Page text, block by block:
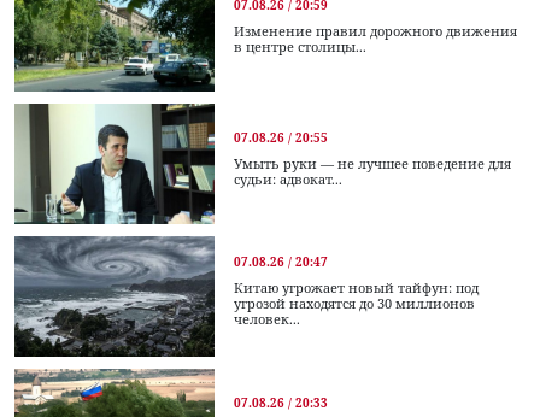
07.08.26 / 20:59
Изменение правил дорожного движения
в центре столицы...
07.08.26 / 20:55
Умыть руки — не лучшее поведение для
судьи: адвокат...
07.08.26 / 20:47
Китаю угрожает новый тайфун: под
угрозой находятся до 30 миллионов
человек...
07.08.26 / 20:33